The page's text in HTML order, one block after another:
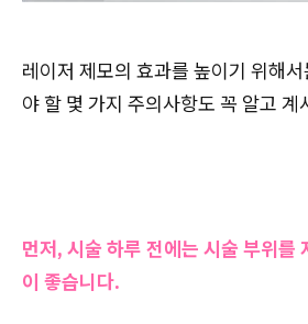
레이저 제모의 효과를 높이기 위해
야 할 몇 가지 주의사항도 꼭 알고 계
먼저, 시술 하루 전에는 시술 부위를
이 좋습니다.